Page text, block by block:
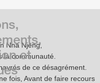
Nna Njeng,
la communauté.
de ce désagrément.
fois, Avant de faire recours
et